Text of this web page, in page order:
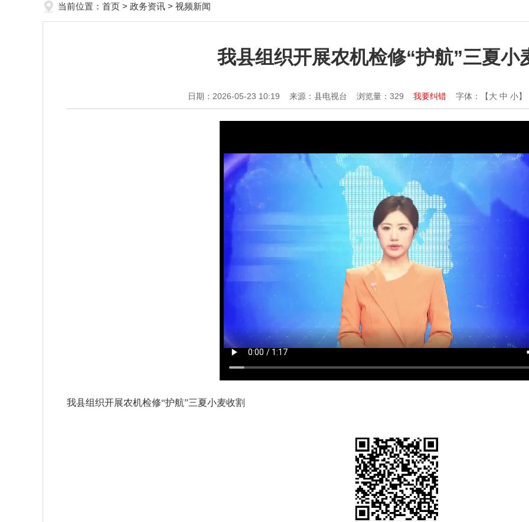
当前位置： 首页 > 政务资讯 > 视频新闻
我县组织开展农机检修“护航”三夏小
日期：2026-05-23 10:19 来源：县电视台 浏览量： 329 我要纠错 字体：【大 中 小】
我县组织开展农机检修“护航”三夏小麦收割